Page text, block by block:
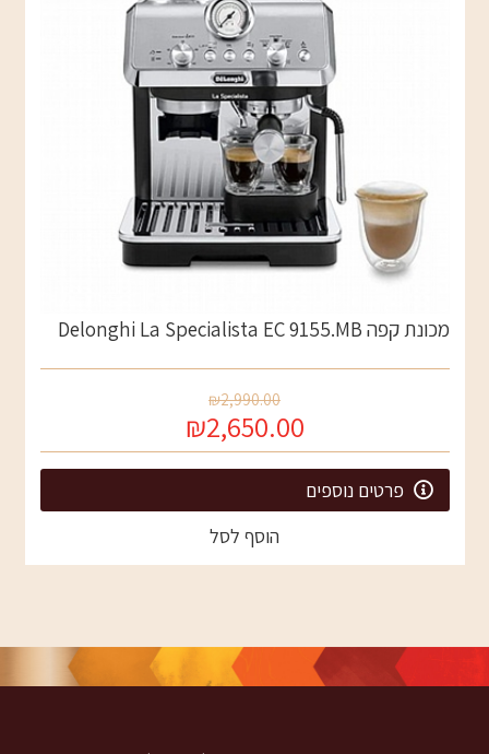
מכונת קפה Delonghi La Specialista EC 9155.MB
₪2,990.00
₪2,650.00
פרטים נוספים
הוסף לסל